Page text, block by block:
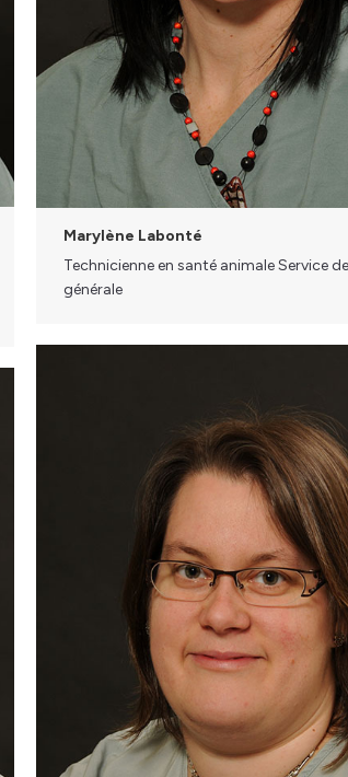
Marylène Labonté
Technicienne en santé animale Service
générale